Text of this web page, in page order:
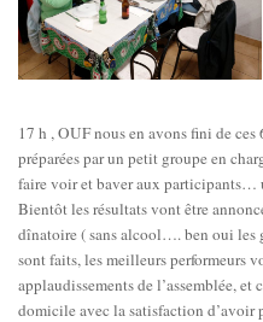
17 h , OUF nous en avons fini de
préparées par un petit groupe en
faire voir et baver aux participants…
Bientôt les résultats vont être
dînatoire ( sans alcool…. ben oui les
sont faits, les meilleurs performeurs
applaudissements de l’assemblée,
domicile avec la satisfaction d’avoir